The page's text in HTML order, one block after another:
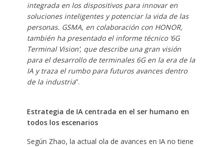
integrada en los dispositivos para innovar en
soluciones inteligentes y potenciar la vida de las
personas. GSMA, en colaboración con HONOR,
también ha presentado el informe técnico ‘6G
Terminal Vision’, que describe una gran visión
para el desarrollo de terminales 6G en la era de la
IA y traza el rumbo para futuros avances dentro
de la industria”.
Estrategia de IA centrada en el ser humano en
todos los escenarios
Según Zhao, la actual ola de avances en IA no tiene